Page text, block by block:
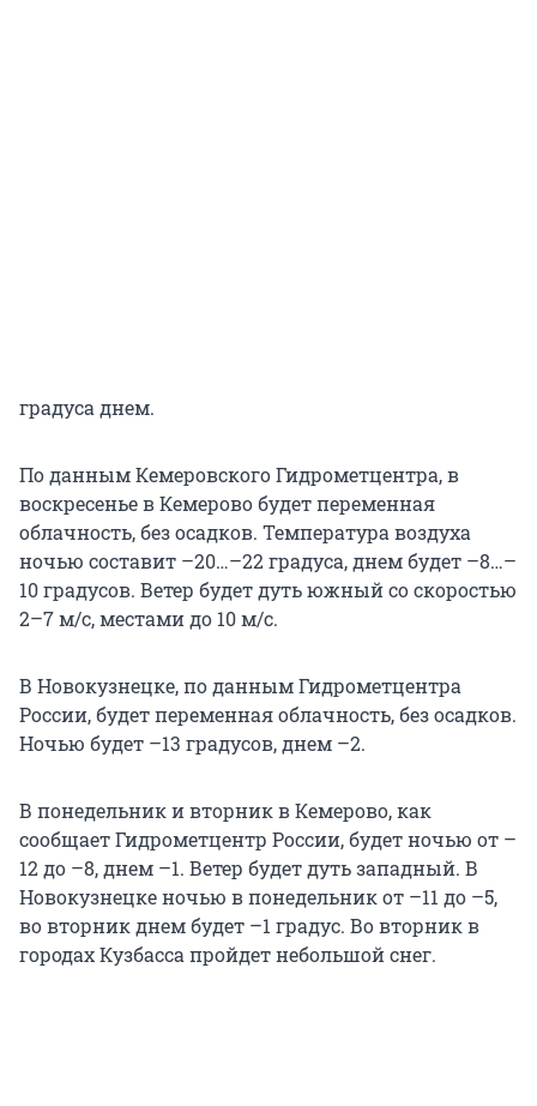
градуса днем.
По данным Кемеровского Гидрометцентра, в
воскресенье в Кемерово будет переменная
облачность, без осадков. Температура воздуха
ночью составит –20…–22 градуса, днем будет –8…–
10 градусов. Ветер будет дуть южный со скоростью
2–7 м/с, местами до 10 м/с.
В Новокузнецке, по данным Гидрометцентра
России, будет переменная облачность, без осадков.
Ночью будет –13 градусов, днем –2.
В понедельник и вторник в Кемерово, как
сообщает Гидрометцентр России, будет ночью от –
12 до –8, днем –1. Ветер будет дуть западный. В
Новокузнецке ночью в понедельник от –11 до –5,
во вторник днем будет –1 градус. Во вторник в
городах Кузбасса пройдет небольшой снег.